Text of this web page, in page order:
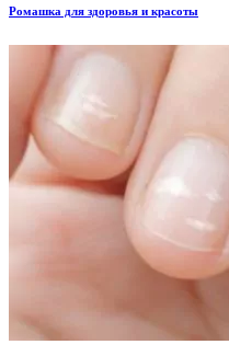
Ромашка для здоровья и красоты